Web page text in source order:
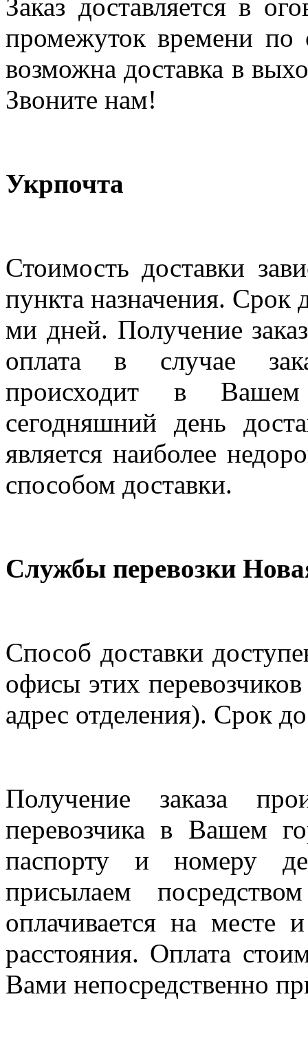
Заказ доставляется в
промежуток времени по
возможна доставка в
Звоните нам!
Укрпочта
Стоимость доставки
пункта назначения. Срок
ми дней. Получение
оплата в случае
происходит в
сегодняшний день
является наиболее
способом доставки.
Службы перевозки
Способ доставки
офисы этих
адрес отделения). Срок
Получение заказа
перевозчика в Вашем
паспорту и номеру
присылаем
оплачивается на месте
расстояния. Оплата
Вами непосредственно